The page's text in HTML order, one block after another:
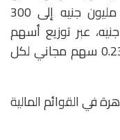
المصدر والمدفوع للشركة من 242 مليون جنيه إلى 300
زيادة 58 مليون جنيه، عبر توزيع أسهم
مجانية على المساهمين بواقع 0.23967 سهم مجاني لكل
في القوائم المالية